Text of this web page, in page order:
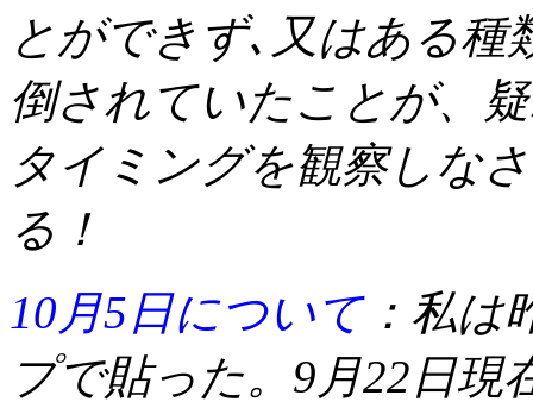
とができず､又はある種
倒されていたことが、
タイミングを観察しな
る！
10月5日について：私は
プで貼った。9月22日現